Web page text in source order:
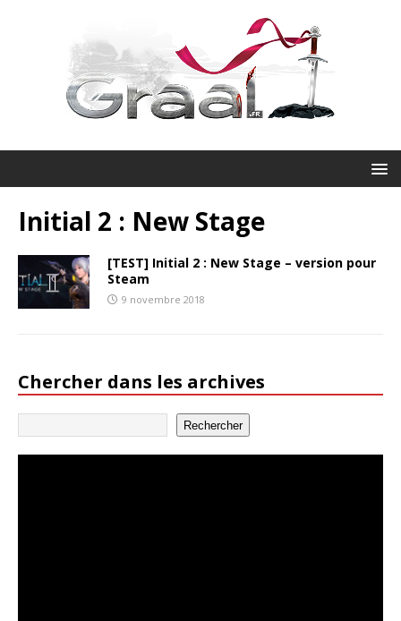
Initial 2 : New Stage
[TEST] Initial 2 : New Stage – version pour
Steam
9 novembre 2018
Chercher dans les archives
Rechercher